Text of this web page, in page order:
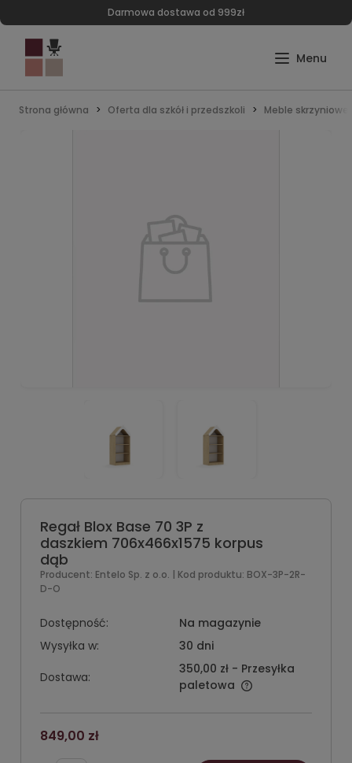
Darmowa dostawa od 999zł
Strona główna Oferta dla szkół i przedszkoli Meble skrzyniowe
Regał Blox Base 70 3P z
daszkiem 706x466x1575 korpus
dąb
Producent: Entelo Sp. z o.o. | Kod produktu: BOX-3P-2R-
D-O
Dostępność:
Na magazynie
Wysyłka w:
30 dni
Dostawa:
350,00 zł - Przesyłka
paletowa
849,00 zł